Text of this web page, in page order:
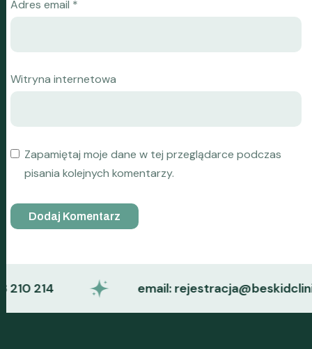
Adres email *
Witryna internetowa
Zapamiętaj moje dane w tej przeglądarce podczas
pisania kolejnych komentarzy.
214 email: rejestracja@beskidclinic.pl